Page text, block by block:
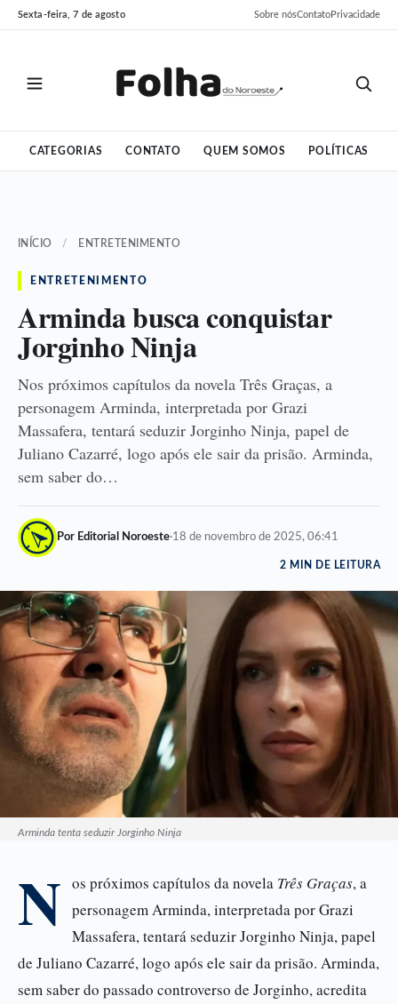
Pular
para
Pular
para
Sexta-feira, 7 de agosto Sobre nósContatoPrivacidade
CATEGORIAS CONTATO QUEM SOMOS POLÍTICAS
INÍCIO / ENTRETENIMENTO
ENTRETENIMENTO
Arminda busca conquistar
Jorginho Ninja
Nos próximos capítulos da novela Três Graças, a
personagem Arminda, interpretada por Grazi
Massafera, tentará seduzir Jorginho Ninja, papel de
Juliano Cazarré, logo após ele sair da prisão. Arminda,
sem saber do…
Por Editorial Noroeste·18 de novembro de 2025, 06:41
2 MIN DE LEITURA
Arminda tenta seduzir Jorginho Ninja
N os próximos capítulos da novela Três Graças, a
personagem Arminda, interpretada por Grazi
Massafera, tentará seduzir Jorginho Ninja, papel
de Juliano Cazarré, logo após ele sair da prisão. Arminda,
sem saber do passado controverso de Jorginho, acredita